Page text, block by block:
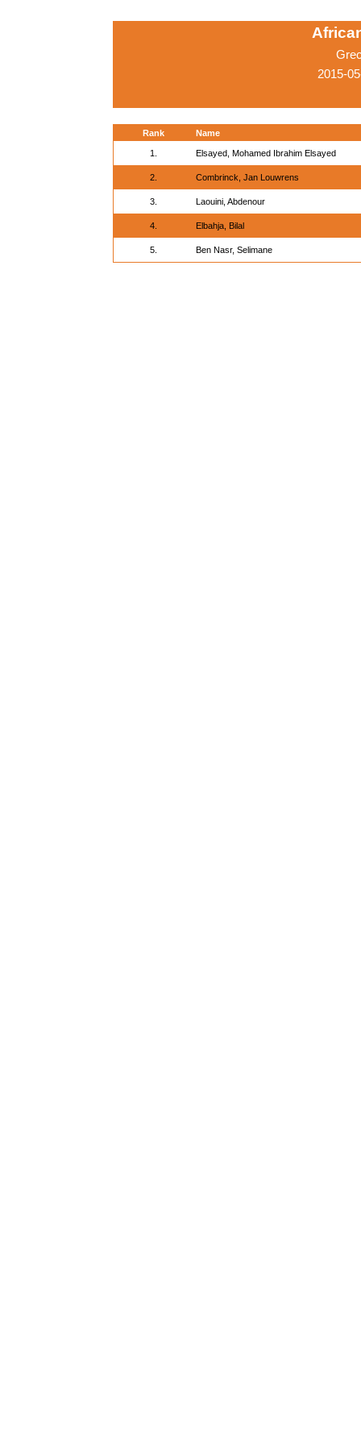
2015-
Rank Name
1. Elsayed, Mohamed Ibrahim Elsayed
2. Combrinck, Jan Louwrens
3. Laouini, Abdenour
4. Elbahja, Bilal
5. Ben Nasr, Selimane